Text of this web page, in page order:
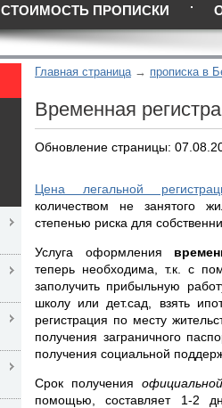
СТОИМОСТЬ ПРОПИСКИ
Главная страница прописка в
Временная
Обновление страницы:
Цена легальной
количеством не занятого
степенью риска для
Услуга оформления
теперь необходима, т.к. с
заполучить прибыльную
школу или дет.сад, взять
регистрация по месту
получения заграничного
получения социальной
Срок получения
помощью, составляет 1-2